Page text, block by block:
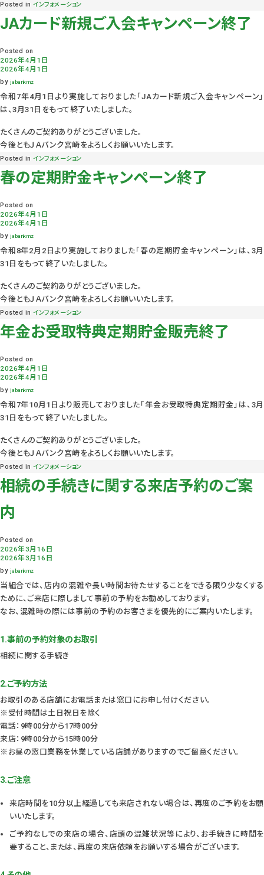
Posted inインフォメーション
JAカード新規ご入会キャンペーン終了
Posted on
2026年4月1日
2026年4月1日
by jabankmz
令和7年4月1日より実施しておりました「JAカード新規ご入会キャンペーン」
は、3月31日をもって終了いたしました。
たくさんのご契約ありがとうございました。
今後ともＪＡバンク宮崎をよろしくお願いいたします。
Posted inインフォメーション
春の定期貯金キャンペーン終了
Posted on
2026年4月1日
2026年4月1日
by jabankmz
令和8年2月2日より実施しておりました「春の定期貯金キャンペーン」は、3月
31日をもって終了いたしました。
たくさんのご契約ありがとうございました。
今後ともＪＡバンク宮崎をよろしくお願いいたします。
Posted inインフォメーション
年金お受取特典定期貯金販売終了
Posted on
2026年4月1日
2026年4月1日
by jabankmz
令和7年10月1日より販売しておりました「年金お受取特典定期貯金」は、3月
31日をもって終了いたしました。
たくさんのご契約ありがとうございました。
今後ともＪＡバンク宮崎をよろしくお願いいたします。
Posted inインフォメーション
相続の手続きに関する来店予約のご案
内
Posted on
2026年3月16日
2026年3月16日
by jabankmz
当組合では、店内の混雑や長い時間お待たせすることをできる限り少なくする
ために、ご来店に際しまして事前の予約をお勧めしております。
なお、混雑時の際には事前の予約のお客さまを優先的にご案内いたします。
1.事前の予約対象のお取引
相続に関する手続き
2.ご予約方法
お取引のある店舗にお電話または窓口にお申し付けください。
※受付時間は土日祝日を除く
電話：9時00分から17時00分
来店：9時00分から15時00分
※お昼の窓口業務を休業している店舗がありますのでご留意ください。
3.ご注意
来店時間を10分以上経過しても来店されない場合は、再度のご予約をお願
いいたします。
ご予約なしでの来店の場合、店頭の混雑状況等により、お手続きに時間を
要すること、または、再度の来店依頼をお願いする場合がございます。